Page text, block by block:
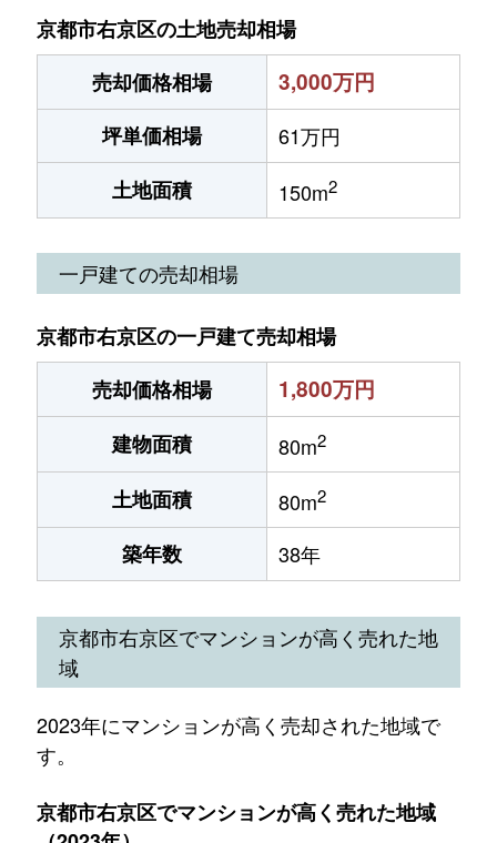
京都市右京区の土地売却相場
売却価格相場
3,000万円
坪単価相場
61万円
土地面積
150m2
一戸建ての売却相場
京都市右京区の一戸建て売却相場
売却価格相場
1,800万円
建物面積 80m2
土地面積 80m2
築年数 38年
京都市右京区でマンションが高く売れた地
域
2023年にマンションが高く売却された地域で
す。
京都市右京区でマンションが高く売れた地域